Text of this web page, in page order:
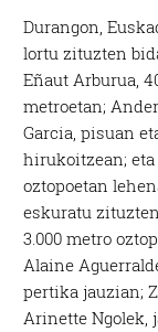
Durangon,
lortu zituzten
Eñaut Arburua,
metroetan;
Garcia, pisuan
hirukoitzean;
oztopoetan
eskuratu
3.000 metro
Alaine
pertika jauzian;
Arinette Ngolek,